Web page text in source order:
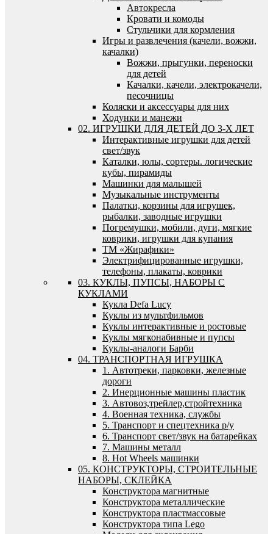
Автокресла
Кровати и комоды
Стульчики для кормления
Игры и развлечения (качели, вожжи,
качалки)
Вожжи, прыгунки, переноски
для детей
Качалки, качели, электрокачели,
песочницы
Коляски и аксессуары для них
Ходунки и манежи
02. ИГРУШКИ ДЛЯ ДЕТЕЙ ДО 3-Х ЛЕТ
Интерактивные игрушки для детей
свет/звук
Каталки, юлы, сортеры. логические
кубы, пирамиды
Машинки для малышей
Музыкальные инструменты
Палатки, корзины для игрушек,
рыбалки, заводные игрушки
Погремушки, мобили, дуги, мягкие
коврики, игрушки для купания
ТМ «Жирафики»
Электрифицированные игрушки,
телефоны, плакаты, коврики
03. КУКЛЫ, ПУПСЫ, НАБОРЫ С
КУКЛАМИ
Кукла Defa Lucy
Куклы из мультфильмов
Куклы интерактивные и ростовые
Куклы мягконабивные и пупсы
Куклы-аналоги Барби
04. ТРАНСПОРТНАЯ ИГРУШКА
1. Автотреки, парковки, железные
дороги
2. Инерционные машины пластик
3. Автовоз,трейлер,стройтехника
4. Военная техника, службы
5. Транспорт и спецтехника р/у
6. Транспорт свет/звук на батарейках
7. Машины металл
8. Hot Wheels машинки
05. КОНСТРУКТОРЫ, СТРОИТЕЛЬНЫЕ
НАБОРЫ, СКЛЕЙКА
Конструктора магнитные
Конструктора металлические
Конструктора пластмассовые
Конструктора типа Lego